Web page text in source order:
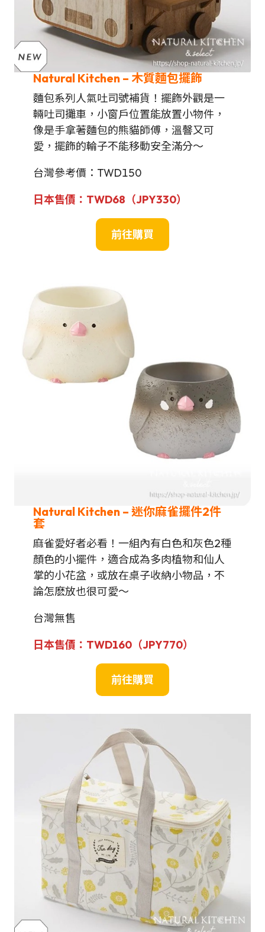
Natural Kitchen – 木質麵包擺飾
麵包系列人氣吐司號補貨！擺飾外觀是一
輛吐司攤車，小窗戶位置能放置小物件，
像是手拿著麵包的熊貓師傅，溫韾又可
愛，擺飾的輪子不能移動安全滿分～
台灣參考價：TWD150
日本售價： TWD68（JPY330）
前往購買
Natural Kitchen – 迷你麻雀擺件2件
套
麻雀愛好者必看！一組內有白色和灰色2種
顏色的小擺件，適合成為多肉植物和仙人
掌的小花盆，或放在桌子收納小物品，不
論怎麽放也很可愛～
台灣無售
日本售價： TWD160（JPY770）
前往購買